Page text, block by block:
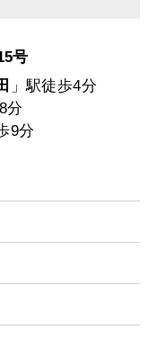
号
」駅徒歩4分
分
9分